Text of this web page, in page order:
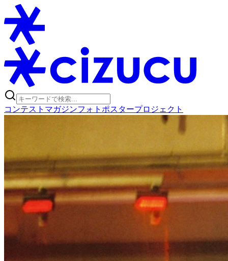
コンテスト マガジンフォトポスタープロジェクト